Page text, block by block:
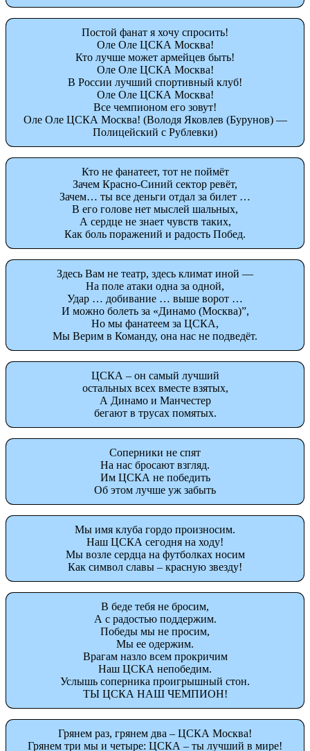
Постой фанат я хочу спросить!
Оле Оле ЦСКА Москва!
Кто лучше может армейцев быть!
Оле Оле ЦСКА Москва!
В России лучший спортивный клуб!
Оле Оле ЦСКА Москва!
Все чемпионом его зовут!
Оле Оле ЦСКА Москва! (Володя Яковлев (Бурунов) —
Полицейский с Рублевки)
Кто не фанатеет, тот не поймёт
Зачем Красно-Синий сектор ревёт,
Зачем… ты все деньги отдал за билет …
В его голове нет мыслей шальных,
А сердце не знает чувств таких,
Как боль поражений и радость Побед.
Здесь Вам не театр, здесь климат иной —
На поле атаки одна за одной,
Удар … добивание … выше ворот …
И можно болеть за «Динамо (Москва)”,
Но мы фанатеем за ЦСКА,
Мы Верим в Команду, она нас не подведёт.
ЦСКА – он самый лучший
остальных всех вместе взятых,
А Динамо и Манчестер
бегают в трусах помятых.
Соперники не спят
На нас бросают взгляд.
Им ЦСКА не победить
Об этом лучше уж забыть
Мы имя клуба гордо произносим.
Наш ЦСКА сегодня на ходу!
Мы возле сердца на футболках носим
Как символ славы – красную звезду!
В беде тебя не бросим,
А с радостью поддержим.
Победы мы не просим,
Мы ее одержим.
Врагам назло всем прокричим
Наш ЦСКА непобедим.
Услышь соперника проигрышный стон.
ТЫ ЦСКА НАШ ЧЕМПИОН!
Грянем раз, грянем два – ЦСКА Москва!
Грянем три мы и четыре: ЦСКА – ты лучший в мире!